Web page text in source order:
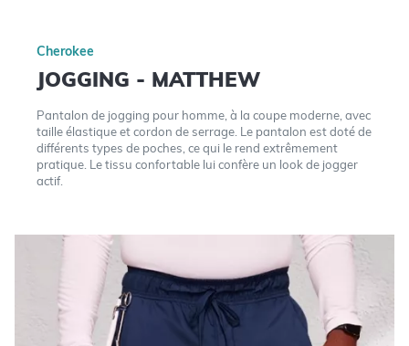
Cherokee
JOGGING - MATTHEW
Pantalon de jogging pour homme, à la coupe moderne, avec
taille élastique et cordon de serrage. Le pantalon est doté de
différents types de poches, ce qui le rend extrêmement
pratique. Le tissu confortable lui confère un look de jogger
actif.